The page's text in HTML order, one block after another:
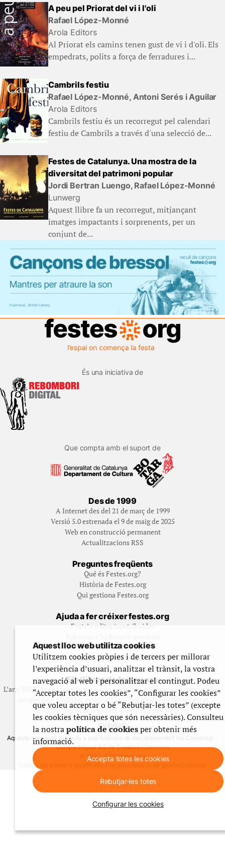
A peu pel Priorat del vi i l'oli
Rafael López-Monné
Arola Editors
Al Priorat els camins tenen gust de vi i d'oli. Els
empedrats, polits a força de ferradures i...
Cambrils festiu
Rafael López-Monné, Antoni Serés i Aguilar
Arola Editors
Cambrils festiu és un recorregut pel calendari
festiu de Cambrils a través d'una selecció de...
Festes de Catalunya. Una mostra de la
diversitat del patrimoni popular
Jordi Bertran Luengo, Rafael López-Monné
Lunwerg
Aquest llibre fa un recorregut, mitjançant
imatges impactants i sorprenents, per un
conjunt de...
És una iniciativa de
Que compta amb el suport de
Des de 1999
A Internet des del 21 de març de 1999
Versió 5.0 estrenada el 9 de maig de 2025
Web en construcció permanent
Actualitzacions RSS
Preguntes freqüents
Qué és Festes.org?
Història de Festes.org
Qui gestiona Festes.org
Ajuda a fer créixer festes.org
Feste’n editor/contribuidor
Contracta publicitat
Fes un donatiu puntual
Els llibres de festes.org
L’any 2012 vam posar en marxa una col·lecció editorial en format paper,
recuperant i ampliant materials que fins aleshores havien estat
exclusivament accessibles al nostre espai web. [+]
Aquesta obra està subjecta a una llicència de Reconeixement No Comercial -
CompartirIgual 4.0 de Creative Commons
© 1999-2026 festes.org
Crèdits del web
Política de privadesa
Aquest lloc web utilitza cookies
Utilitzem cookies pròpies i de tercers per millorar
l’experiència d’usuari, analitzar el trànsit, la vostra
navegació al web i personalitzar el contingut. Podeu
“Acceptar totes les cookies”, “Configurar les cookies”
que voleu acceptar o bé “Rebutjar-les totes” (excepte
les cookies tècniques que són necessàries). Consulteu
la nostrapolítica de cookiesper obtenir més
informació.
Accepta totes les cookies
Rebutjar-les totes
Configurar les cookies